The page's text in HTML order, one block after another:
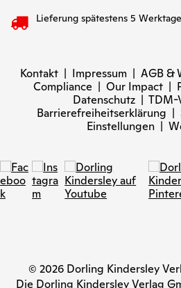
Lieferung spätestens 5
Kontakt | Impressum | AGB &
Compliance | Our Impact |
Datenschutz | TDM-
Barrierefreiheitserklärung |
Einstellungen|
© 2026 Dorling Kindersley
Die Dorling Kindersley Verlag